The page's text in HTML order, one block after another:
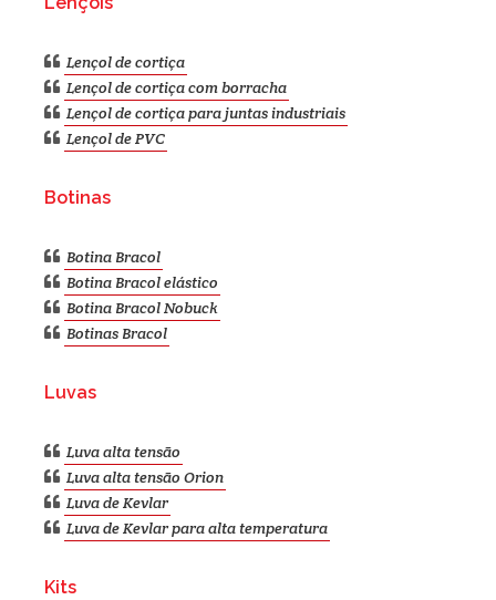
Lençol de cortiça
Lençol de cortiça com borracha
Lençol de cortiça para juntas industriais
Lençol de PVC
Botinas
Botina Bracol
Botina Bracol elástico
Botina Bracol Nobuck
Botinas Bracol
Luvas
Luva alta tensão
Luva alta tensão Orion
Luva de Kevlar
Luva de Kevlar para alta temperatura
Kits